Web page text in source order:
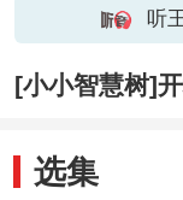
听
[小小智慧树]
选集